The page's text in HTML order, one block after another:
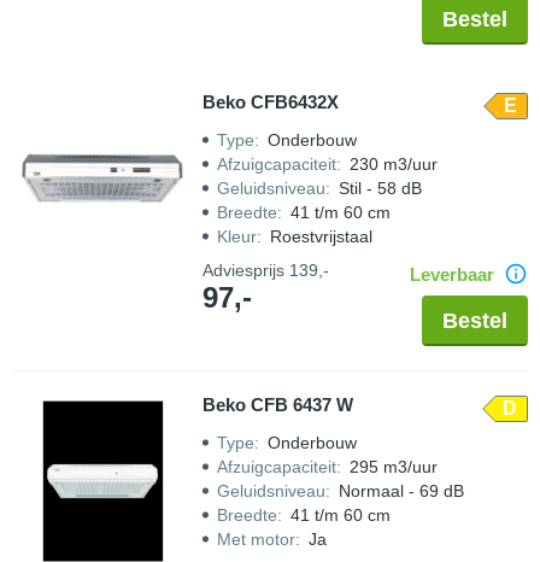
Bestel
Beko CFB6432X E
Type: Onderbouw
Afzuigcapaciteit: 230 m3/uur
Geluidsniveau: Stil - 58 dB
Breedte: 41 t/m 60 cm
Kleur: Roestvrijstaal
Adviesprijs 139,-
97,-
Leverbaar
Bestel
Beko CFB 6437 W D
Type: Onderbouw
Afzuigcapaciteit: 295 m3/uur
Geluidsniveau: Normaal - 69 dB
Breedte: 41 t/m 60 cm
Met motor: Ja